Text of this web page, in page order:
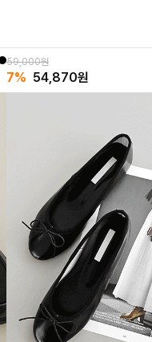
59,000원
7% 54,870원